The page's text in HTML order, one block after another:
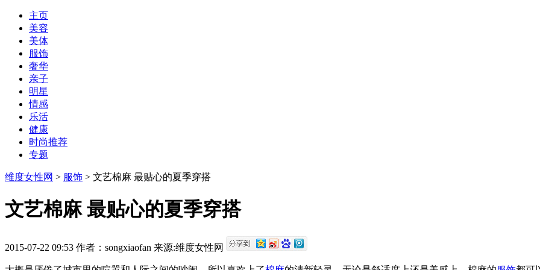
主页
美容
美体
服饰
奢华
亲子
明星
情感
乐活
健康
时尚推荐
专题
维度女性网 > 服饰 > 文艺棉麻 最贴心的夏季穿搭
文艺棉麻 最贴心的夏季穿搭
2015-07-22 09:53 作者： songxiaofan 来源:维度女性网